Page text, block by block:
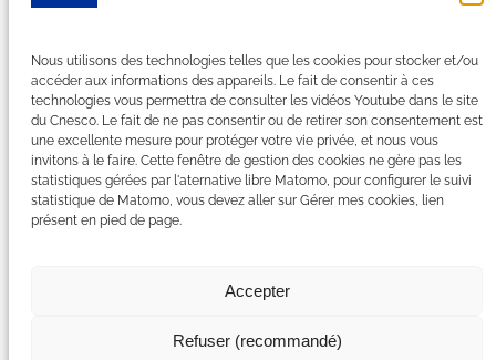
Nous utilisons des technologies telles que les cookies pour stocker et/ou
accéder aux informations des appareils. Le fait de consentir à ces
technologies vous permettra de consulter les vidéos Youtube dans le site
du Cnesco. Le fait de ne pas consentir ou de retirer son consentement est
une excellente mesure pour protéger votre vie privée, et nous vous
invitons à le faire. Cette fenêtre de gestion des cookies ne gère pas les
statistiques gérées par l'aternative libre Matomo, pour configurer le suivi
statistique de Matomo, vous devez aller sur Gérer mes cookies, lien
présent en pied de page.
Accepter
Refuser (recommandé)
LinkedIn
YouTube
Facebook
Bluesky
Plan du site
Mentions légales
Gérer mes cookies